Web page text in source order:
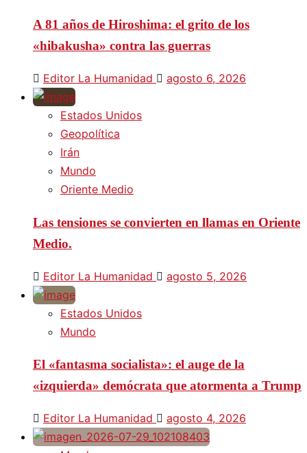
A 81 años de Hiroshima: el grito de los
«hibakusha» contra las guerras
Editor La Humanidad agosto 6, 2026
Estados Unidos
Geopolítica
Irán
Mundo
Oriente Medio
Las tensiones se convierten en llamas en Oriente
Medio.
Editor La Humanidad agosto 5, 2026
Estados Unidos
Mundo
El «fantasma socialista»: el auge de la
«izquierda» demócrata que atormenta a Trump
Editor La Humanidad agosto 4, 2026